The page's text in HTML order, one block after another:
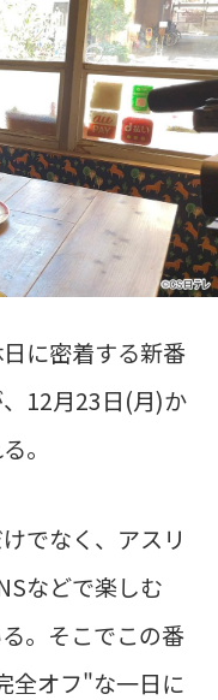
に密着する新番
12月23日(月)か
。
でなく、アスリ
などで楽しむ
。そこでこの番
全オフ"な一日に